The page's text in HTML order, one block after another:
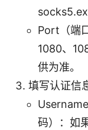
Port（端
1080、
供为准。
填写认证信
码）：如